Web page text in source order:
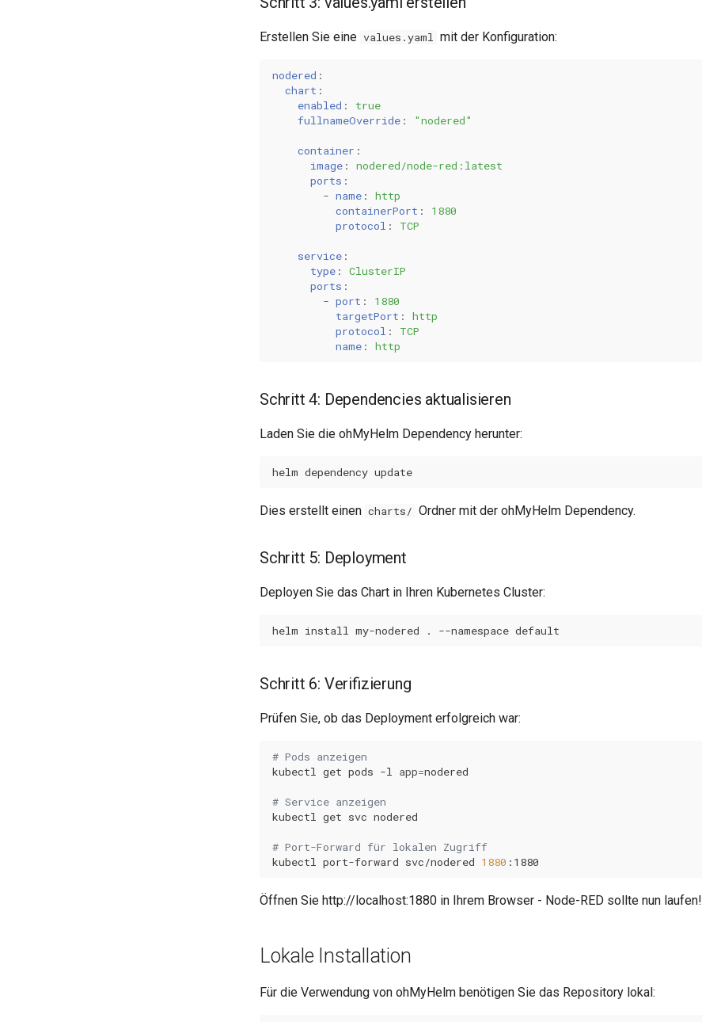
Erstellen Sie eine values.yaml mit der Konfiguration:
nodered :
chart :
enabled :
true
fullnameOverride : "nodered"
container :
image :
nodered/node-red:latest
ports :
- name :
http
containerPort :
1880
protocol : TCP
service :
type :
ClusterIP
ports :
- port :
1880
targetPort :
http
protocol :
TCP
name : http
Schritt 4: Dependencies aktualisieren
Laden Sie die ohMyHelm Dependency herunter:
helm dependency
Dies erstellt einen charts/ Ordner mit der ohMyHelm Dependency.
Schritt 5: Deployment
Deployen Sie das Chart in Ihren Kubernetes Cluster:
helm install my-nodered . --namespace
Schritt 6: Verifizierung
Prüfen Sie, ob das Deployment erfolgreich war:
# Pods anzeigen
kubectl
get pods -l app=
# Service anzeigen
kubectl
get svc
# Port-Forward für lokalen Zugriff
kubectl
port-forward svc/nodered 1880
Öffnen Sie http://localhost:1880 in Ihrem Browser - Node-RED sollte nun laufen!
Lokale Installation
Für die Verwendung von ohMyHelm benötigen Sie das Repository lokal: